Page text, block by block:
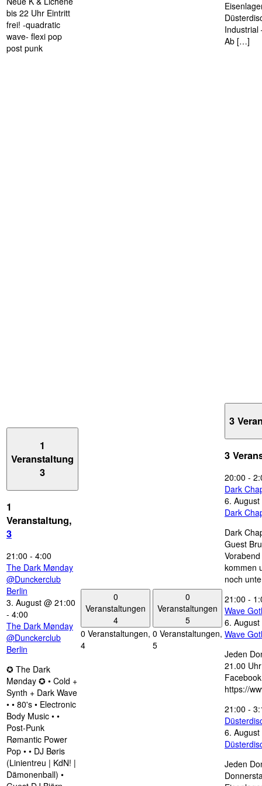
bis 22 Uhr Eintritt
frei! -quadratic
wave- flexi pop
post punk
Industrial
Ab […]
1
Veranstaltung
3
1
Veranstaltung,
3
21:00 - 4:00
The Dark Mønday
@Dunckerclub
Berlin
3. August @ 21:00
- 4:00
The Dark Mønday
@Dunckerclub
Berlin
✪ The Dark
Mønday ✪ • Cold +
Synth + Dark Wave
• • 80's • Electronic
Body Music • •
Post-Punk
Rømantic Power
Pop • • DJ Børis
(Linientreu | KdN! |
Dämonenball) •
0
Veranstaltungen
4
0 Veranstaltungen,
4
0
Veranstaltungen
5
0 Veranstaltungen,
5
3
3
20:00 -
Dark
6.
Dark
Dark
Guest
kommen
noch
21:00 -
Wave
6.
Wave
Jeden
21.00
https://
21:00 -
6.
Jeden